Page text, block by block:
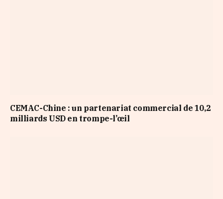
CEMAC-Chine : un partenariat commercial de 10,2
milliards USD en trompe-l’œil